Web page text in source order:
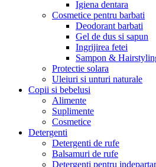
Igiena dentara
Cosmetice pentru barbati
Deodorant barbati
Gel de dus si sapun
Ingrijirea fetei
Sampon &
Protectie solara
Uleiuri si unturi naturale
Copii si bebelusi
Alimente
Suplimente
Cosmetice
Detergenti
Detergenti de rufe
Balsamuri de rufe
Detergenti pentru